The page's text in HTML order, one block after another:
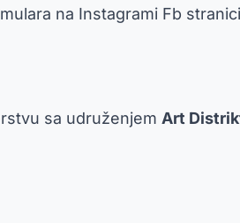
na Instagrami Fb
sa udruženjem Art